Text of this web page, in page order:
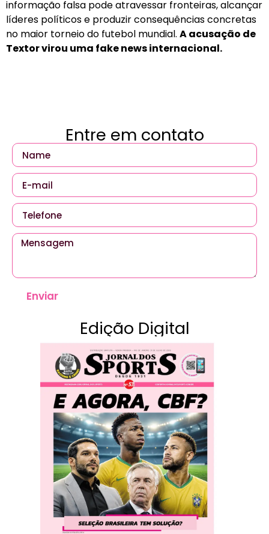
informação falsa pode atravessar fronteiras, alcançar
líderes políticos e produzir consequências concretas
no maior torneio do futebol mundial. A acusação de
Textor virou uma fake news internacional.
Entre em contato
Enviar
Edição Digital